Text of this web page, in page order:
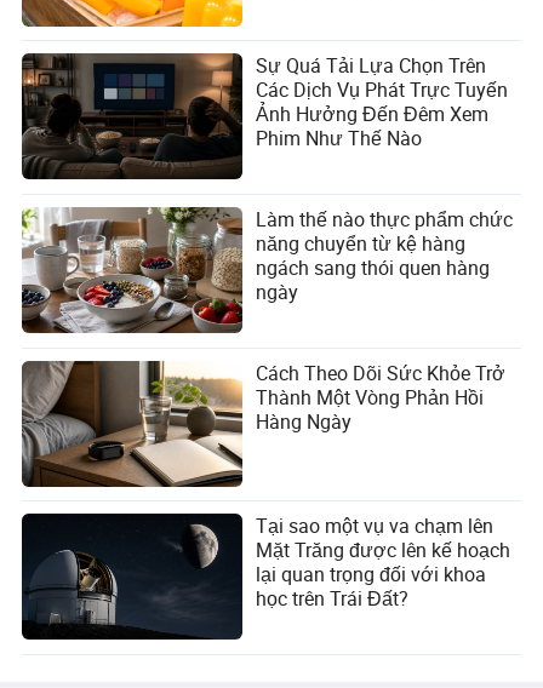
Sự Quá Tải Lựa Chọn Trên
Các Dịch Vụ Phát Trực Tuyến
Ảnh Hưởng Đến Đêm Xem
Phim Như Thế Nào
Làm thế nào thực phẩm chức
năng chuyển từ kệ hàng
ngách sang thói quen hàng
ngày
Cách Theo Dõi Sức Khỏe Trở
Thành Một Vòng Phản Hồi
Hàng Ngày
Tại sao một vụ va chạm lên
Mặt Trăng được lên kế hoạch
lại quan trọng đối với khoa
học trên Trái Đất?